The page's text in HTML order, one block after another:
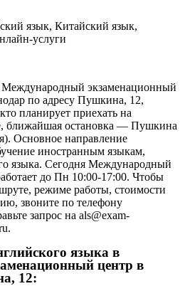
язык, Китайский язык,
услуги
Международный экзаменационный
по адресу Пушкина, 12,
планирует приехать на
ближайшая остановка — Пушкина
Основное направление
иностранным языкам,
языка. Сегодня Международный
до Пн 10:00-17:00. Чтобы
режиме работы, стоимости
звоните по телефону
запрос на als@exam-
языка в
центр в
12: